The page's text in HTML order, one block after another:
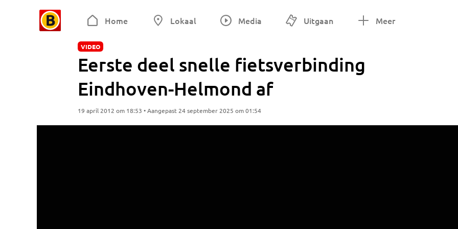
Home Lokaal Media Uitgaan Meer
VIDEO
Eerste deel snelle fietsverbinding
Eindhoven-Helmond af
19 april 2012 om 18:53 • Aangepast 24 september 2025 om 01:54